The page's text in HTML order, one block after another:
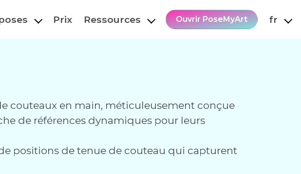
Prix Ressources Ouvrir PoseMyArt fr
couteaux en main, méticuleusement conçue
de références dynamiques pour leurs
positions de tenue de couteau qui capturent